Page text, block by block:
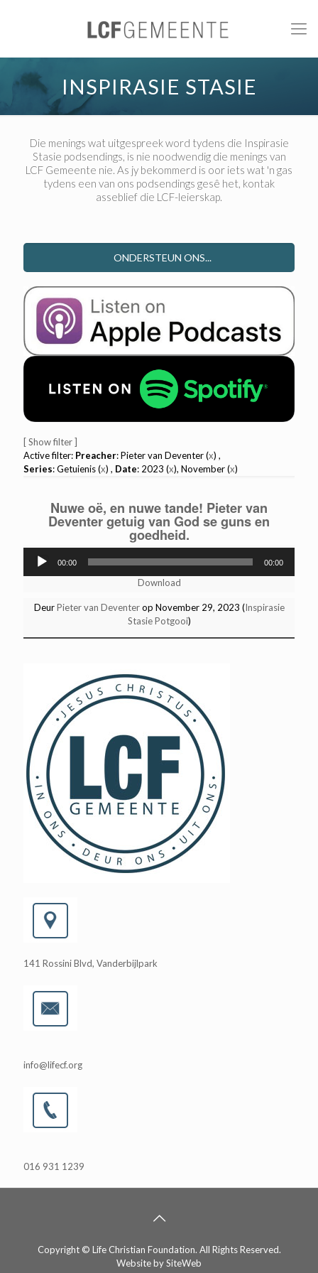
INSPIRASIE STASIE
Die menings wat uitgespreek word tydens die Inspirasie
Stasie podsendings, is nie noodwendig die menings van
LCF Gemeente nie. As jy bekommerd is oor iets wat 'n gas
tydens een van ons podsendings gesê het, kontak
asseblief die LCF-leierskap.
ONDERSTEUN ONS...
[ Show filter ]
Active filter: Preacher: Pieter van Deventer (x) ,
Series: Getuienis (x) , Date: 2023 (x), November (x)
Nuwe oë, en nuwe tande! Pieter van
Deventer getuig van God se guns en
goedheid.
Player
00:00 00:00
Download
DeurPieter van Deventerop November 29, 2023 (Inspirasie
Stasie Potgooi)
141 Rossini Blvd, Vanderbijlpark
info@lifecf.org
016 931 1239
Copyright © Life Christian Foundation. All Rights Reserved.
Website bySiteWeb